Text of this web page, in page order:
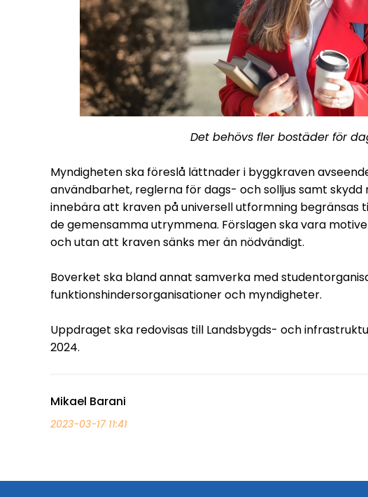
Det behövs fler bostäder för
Myndigheten ska föreslå lättnader i byggkraven
användbarhet, reglerna för dags- och solljus samt
innebära att kraven på universell utformning begränsas
de gemensamma utrymmena. Förslagen ska vara
och utan att kraven sänks mer än nödvändigt.
Boverket ska bland annat samverka med
funktionshindersorganisationer och myndigheter.
Uppdraget ska redovisas till Landsbygds- och
2024.
Mikael Barani
2023-03-17 11:41